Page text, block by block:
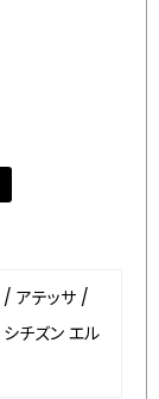
/ アテッサ /
シチズン エル